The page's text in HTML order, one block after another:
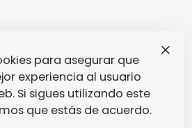
para asegurar que
experiencia al usuario
Si sigues utilizando este
que estás de acuerdo.